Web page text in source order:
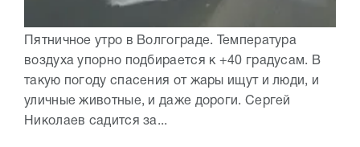
Пятничное утро в Волгограде. Температура
воздуха упорно подбирается к +40 градусам. В
такую погоду спасения от жары ищут и люди, и
уличные животные, и даже дороги. Сергей
Николаев садится за...